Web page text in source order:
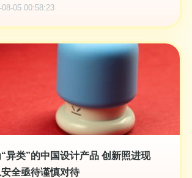
05 00:58:23
异类”的中国设计产品 创新照进现
全亟待谨慎对待